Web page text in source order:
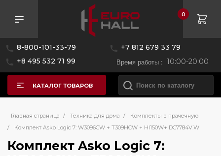
8-800-101-33-79
+7 812 679 33 79
+8 495 532 71 99
Время работы : 10:00-20:00
0
КАТАЛОГ ТОВАРОВ
Главная страница / Техника для дома /
Комплекты в прачечную
/
Комплект Asko Logic 7: W3096CW + T309HCW + HI150W+ DC7784V.W
Комплект Asko Logic 7: